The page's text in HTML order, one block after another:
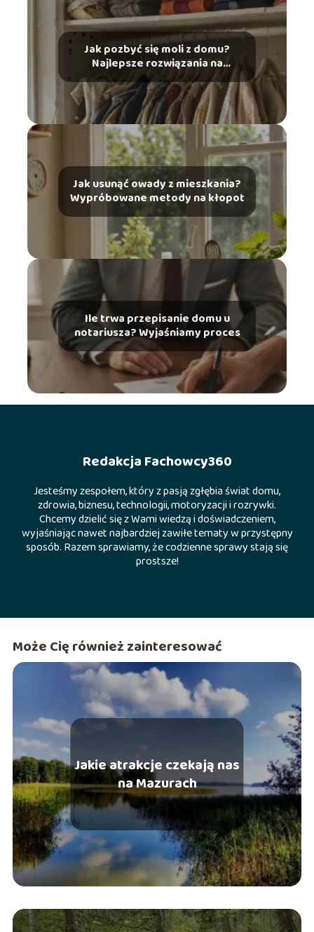
Jak pozbyć się moli z domu?
Najlepsze rozwiązania na
ochronę ubrań
Jak usunąć owady z mieszkania?
Wypróbowane metody na kłopot
Ile trwa przepisanie domu u
notariusza? Wyjaśniamy proces
Redakcja Fachowcy360
Jesteśmy zespołem, który z pasją zgłębia świat domu,
zdrowia, biznesu, technologii, motoryzacji i rozrywki.
Chcemy dzielić się z Wami wiedzą i doświadczeniem,
wyjaśniając nawet najbardziej zawiłe tematy w przystępny
sposób. Razem sprawiamy, że codzienne sprawy stają się
prostsze!
Może Cię również zainteresować
Jakie atrakcje czekają nas
na Mazurach